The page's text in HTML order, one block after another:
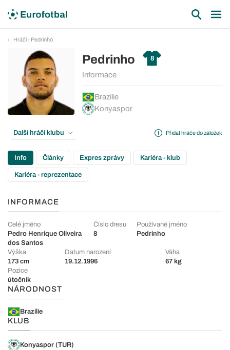
Hráči - Pedrinho
Pedrinho 8
Informace
Brazílie
Konyaspor
Přidat hráče do záložek
Další hráči klubu
Info Články Expres zprávy Kariéra - klub
Kariéra - reprezentace
INFORMACE
Celé jméno
Pedro Henrique Oliveira
dos Santos
Číslo dresu
8
Používané jméno
Pedrinho
Výška
173 cm
Datum narození
19.12.1996
Váha
67 kg
Pozice
útočník
NÁRODNOST
Brazílie
KLUB
Konyaspor (TUR)